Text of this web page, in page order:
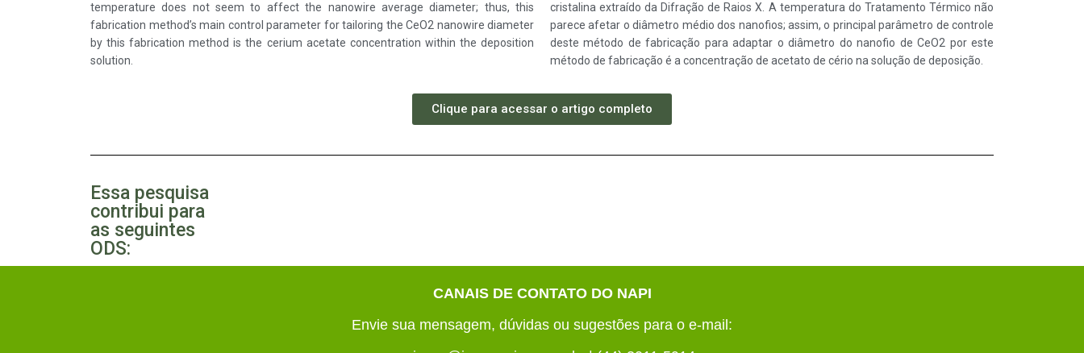
temperature does not seem to affect the nanowire average diameter; thus, this
fabrication method’s main control parameter for tailoring the CeO2 nanowire diameter
by this fabrication method is the cerium acetate concentration within the deposition
solution.
cristalina extraído da Difração de Raios X. A temperatura do Tratamento Térmico não
parece afetar o diâmetro médio dos nanofios; assim, o principal parâmetro de controle
deste método de fabricação para adaptar o diâmetro do nanofio de CeO2 por este
método de fabricação é a concentração de acetato de cério na solução de deposição.
Clique para acessar o artigo completo
Essa pesquisa
contribui para
as seguintes
ODS:
CANAIS DE CONTATO DO NAPI
Envie sua mensagem, dúvidas ou sugestões para o e-mail: